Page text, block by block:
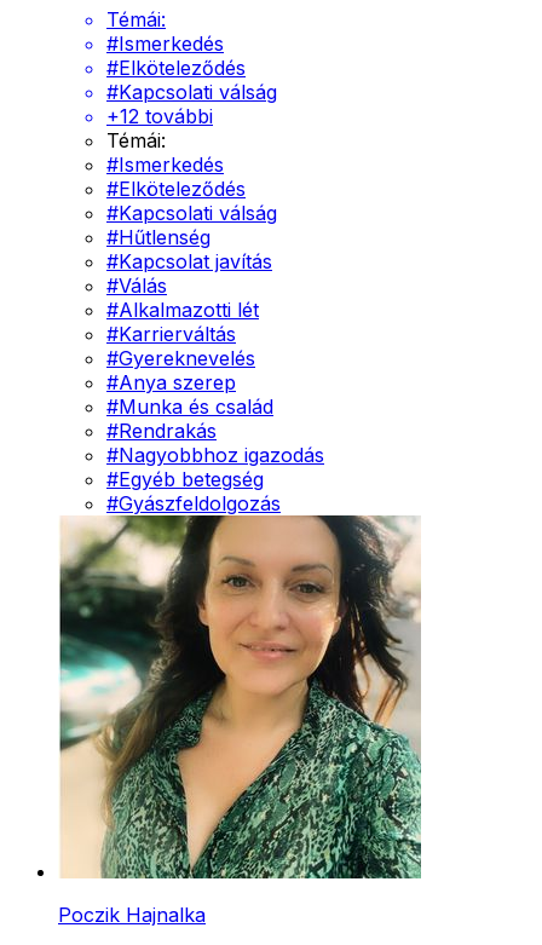
Témái:
#Ismerkedés
#Elköteleződés
#Kapcsolati válság
+12 további
Témái:
#Ismerkedés
#Elköteleződés
#Kapcsolati válság
#Hűtlenség
#Kapcsolat javítás
#Válás
#Alkalmazotti lét
#Karrierváltás
#Gyereknevelés
#Anya szerep
#Munka és család
#Rendrakás
#Nagyobbhoz igazodás
#Egyéb betegség
#Gyászfeldolgozás
Poczik Hajnalka